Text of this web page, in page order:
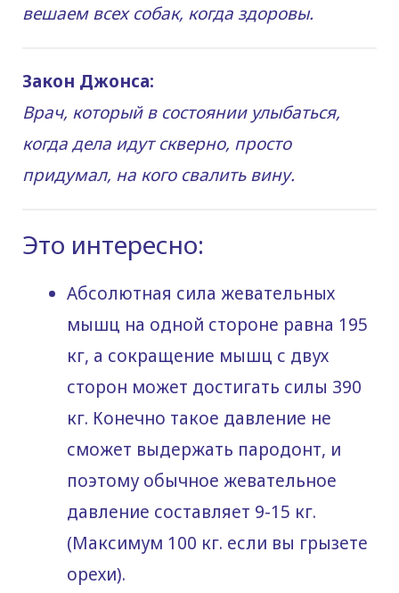
вешаем всех собак, когда здоровы.
Закон Джонса:
Врач, который в состоянии улыбаться,
когда дела идут скверно, просто
придумал, на кого свалить вину.
Это интересно:
Абсолютная сила жевательных
мышц на одной стороне равна 195
кг, а сокращение мышц с двух
сторон может достигать силы 390
кг. Конечно такое давление не
сможет выдержать пародонт, и
поэтому обычное жевательное
давление составляет 9-15 кг.
(Максимум 100 кг. если вы грызете
орехи).